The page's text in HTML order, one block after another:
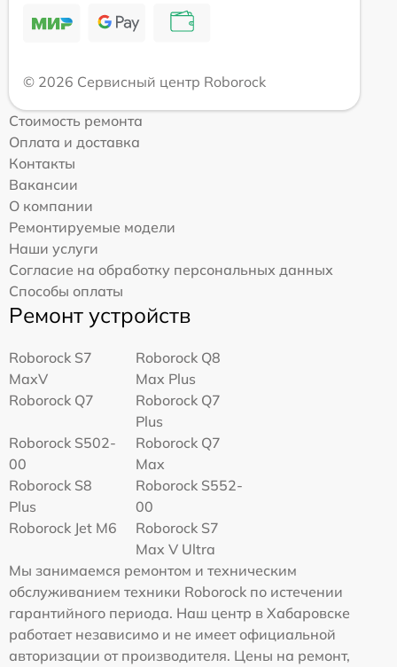
© 2026 Сервисный центр Roborock
Стоимость ремонта
Оплата и доставка
Контакты
Вакансии
О компании
Ремонтируемые модели
Наши услуги
Согласие на обработку персональных данных
Способы оплаты
Ремонт устройств
Roborock S7
MaxV
Roborock Q8
Max Plus
Roborock Q7
Roborock Q7
Plus
Roborock S502-
00
Roborock Q7
Max
Roborock S8
Plus
Roborock S552-
00
Roborock Jet M6
Roborock S7
Max V Ultra
Мы занимаемся ремонтом и техническим
обслуживанием техники Roborock по истечении
гарантийного периода. Наш центр в Хабаровске
работает независимо и не имеет официальной
авторизации от производителя. Цены на ремонт,